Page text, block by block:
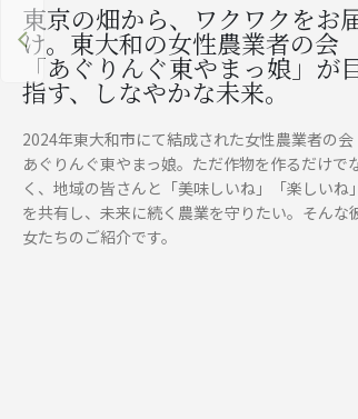
東京の畑から、ワクワクをお
け。東大和の女性農業者の会
「あぐりんぐ東やまっ娘」が
指す、しなやかな未来。
2024年東大和市にて結成された女性農業者の会
あぐりんぐ東やまっ娘。ただ作物を作るだけで
く、地域の皆さんと「美味しいね」「楽しいね」
を共有し、未来に続く農業を守りたい。そんな
女たちのご紹介です。